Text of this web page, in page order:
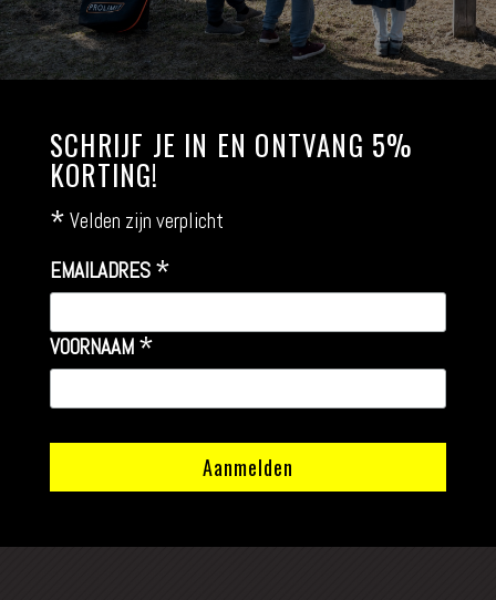
SCHRIJF JE IN EN ONTVANG 5%
KORTING!
* Velden zijn verplicht
EMAILADRES *
VOORNAAM *